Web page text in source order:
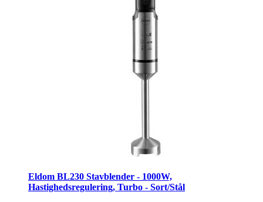
Eldom BL230 Stavblender - 1000W,
Hastighedsregulering, Turbo - Sort/Stål